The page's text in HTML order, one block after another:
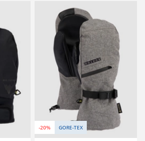
-20% GORE-TEX